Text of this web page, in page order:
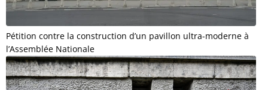
Pétition contre la construction d’un pavillon ultra-moderne à
l’Assemblée Nationale